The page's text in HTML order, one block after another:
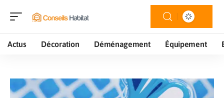
Actus Décoration Déménagement Équipement